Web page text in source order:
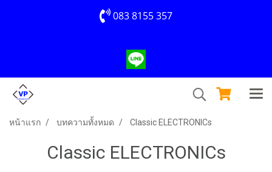
083 8155 357
หน้าแรก บทความทั้งหมด Classic ELECTRONICs
Classic ELECTRONICs